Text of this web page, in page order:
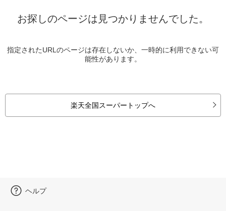
お探しのページは見つかりませんでした。
指定されたURLのページは存在しないか、一時的に利用できない可
能性があります。
楽天全国スーパートップへ
ヘルプ